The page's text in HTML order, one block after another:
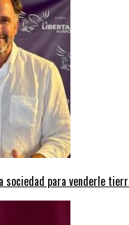
sociedad para venderle